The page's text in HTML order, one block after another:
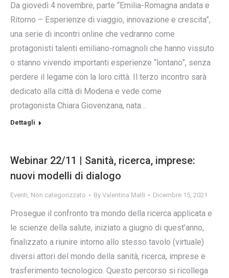
Da giovedì 4 novembre, parte “Emilia-Romagna andata e
Ritorno – Esperienze di viaggio, innovazione e crescita”,
una serie di incontri online che vedranno come
protagonisti talenti emiliano-romagnoli che hanno vissuto
o stanno vivendo importanti esperienze “lontano”, senza
perdere il legame con la loro città. Il terzo incontro sarà
dedicato alla città di Modena e vede come
protagonista Chiara Giovenzana, nata…
Dettagli
Webinar 22/11 | Sanità, ricerca, imprese:
nuovi modelli di dialogo
Eventi, Non categorizzato By Valentina Matli Dicembre 15, 2021
Prosegue il confronto tra mondo della ricerca applicata e
le scienze della salute, iniziato a giugno di quest’anno,
finalizzato a riunire intorno allo stesso tavolo (virtuale)
diversi attori del mondo della sanità, ricerca, imprese e
trasferimento tecnologico. Questo percorso si ricollega